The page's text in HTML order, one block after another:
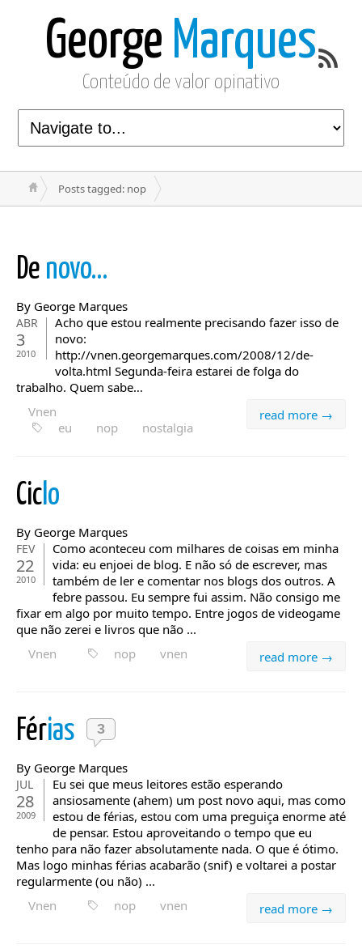
George Marques
Conteúdo de valor opinativo
Posts tagged: nop
De novo…
By George Marques
ABR
3
2010
Acho que estou realmente precisando fazer isso de
novo:
http://vnen.georgemarques.com/2008/12/de-
volta.html Segunda-feira estarei de folga do
trabalho. Quem sabe…
read more →
Vnen
eu
nop nostalgia
Cic lo
By George Marques
FEV
22
2010
Como aconteceu com milhares de coisas em minha
vida: eu enjoei de blog. E não só de escrever, mas
também de ler e comentar nos blogs dos outros. A
febre passou. Eu sempre fui assim. Não consigo me
fixar em algo por muito tempo. Entre jogos de videogame
que não zerei e livros que não ...
read more →
Vnen nop vnen
Férias 3
By George Marques
JUL
28
2009
Eu sei que meus leitores estão esperando
ansiosamente (ahem) um post novo aqui, mas como
estou de férias, estou com uma preguiça enorme até
de pensar. Estou aproveitando o tempo que eu
tenho para não fazer absolutamente nada. O que é ótimo.
Mas logo minhas férias acabarão (snif) e voltarei a postar
regularmente (ou não) ...
read more →
Vnen nop vnen